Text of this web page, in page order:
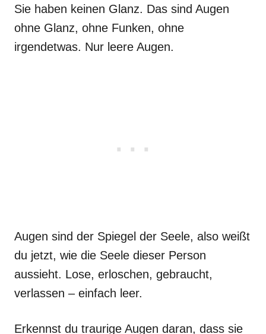
Sie haben keinen Glanz. Das sind Augen
ohne Glanz, ohne Funken, ohne
irgendetwas. Nur leere Augen.
Augen sind der Spiegel der Seele, also weißt
du jetzt, wie die Seele dieser Person
aussieht. Lose, erloschen, gebraucht,
verlassen – einfach leer.
Erkennst du traurige Augen daran, dass sie